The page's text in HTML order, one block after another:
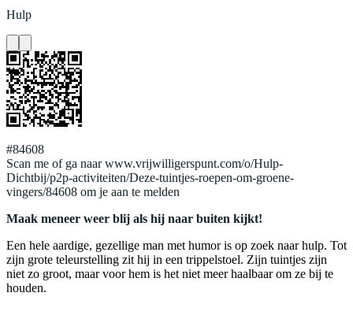
Hulp
#84608
Scan me of ga naar www.vrijwilligerspunt.com/o/Hulp-
Dichtbij/p2p-activiteiten/Deze-tuintjes-roepen-om-groene-
vingers/84608 om je aan te melden
Maak meneer weer blij als hij naar buiten kijkt!
Een hele aardige, gezellige man met humor is op zoek naar hulp. Tot
zijn grote teleurstelling zit hij in een trippelstoel. Zijn tuintjes zijn
niet zo groot, maar voor hem is het niet meer haalbaar om ze bij te
houden.